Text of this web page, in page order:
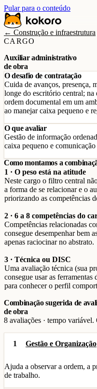
Pular para o conteúdo
← Construção e infraestrutura
CARGO
Auxiliar administrativo
de obra
O desafio de contratação
Cuida de avanços, presença,
longe do escritório central;
ordem documental em um
ao manejar caixa pequeno e
O que avaliar
Gestão de informação
caixa pequeno e
Como montamos a
1 · O peso está na atitude
Neste cargo o filtro central
a forma de se relacionar e o
priorizando as competências
2 · 6 a 8 competências do
Competências relacionadas
consegue desempenhar bem
apenas raciocinar no abstrato.
3 · Técnica ou DISC
Uma avaliação técnica (sua
consegue usar as
para conhecer o perfil
Combinação sugerida de
de obra
8 avaliações · tempo
1 Gestão e Organização
Ajuda a observar a ordem, a
de trabalho.